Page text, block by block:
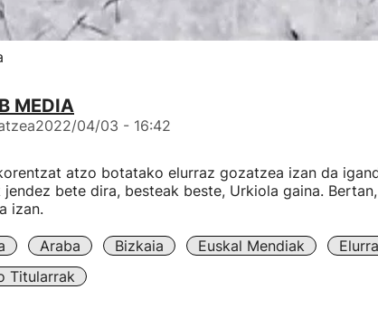
MEDIA
2022/04/03 - 16:42
atzo botatako elurraz gozatzea izan da
jendez bete dira, besteak beste, Urkiola gaina.
izan.
Araba Bizkaia Euskal Mendiak
Elurra
Titularrak